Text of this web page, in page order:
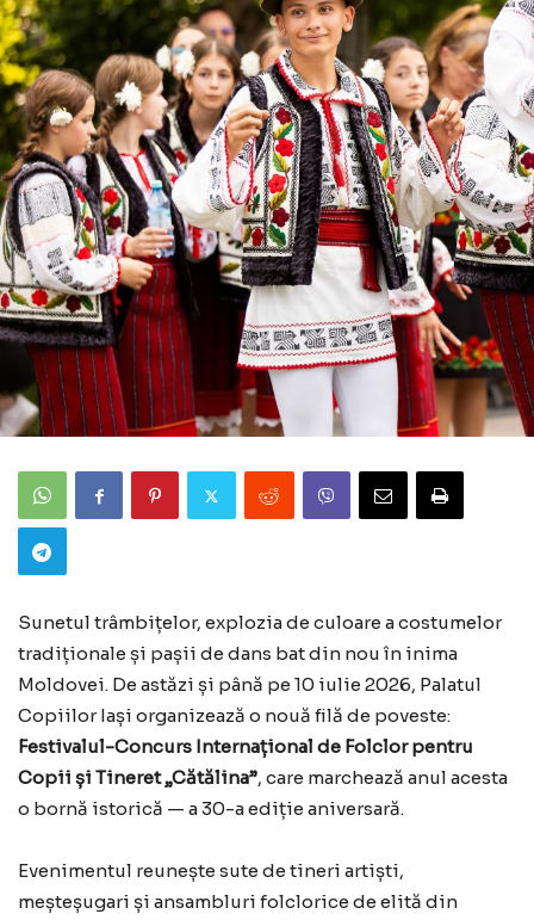
Sunetul trâmbițelor, explozia de culoare a costumelor
tradiționale și pașii de dans bat din nou în inima
Moldovei. De astăzi și până pe 10 iulie 2026, Palatul
Copiilor Iași organizează o nouă filă de poveste:
Festivalul-Concurs Internațional de Folclor pentru
Copii și Tineret „Cătălina”, care marchează anul acesta
o bornă istorică — a 30-a ediție aniversară.
Evenimentul reunește sute de tineri artiști,
meșteșugari și ansambluri folclorice de elită din